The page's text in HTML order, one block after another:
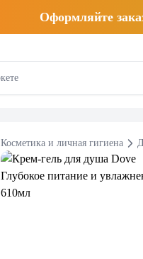
Оформляйте
Косметика и личная гигиена